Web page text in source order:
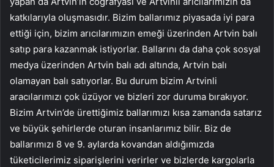
katkılarıyla oluşmasıdır. Bizim ballarımız piyasada iyi para
ettiği için, bizim arıcılarımızın emeği üzerinden Artvin balı
satıp para kazanmak istiyorlar. Ballarını da daha çok sosyal
medya üzerinden Artvin balı adı altında, Artvin balı
olamayan balı satıyorlar. Bu durum bizim Artvinli
aracılarımızı çok üzüyor ve bizleri zor duruma bırakıyor.
Bizim Artvin’de ürettiğimiz ballarımızı kısa zamanda satarız
ve büyük şehirlerde oturan insanlarımız bilir. Biz de
ballarımızı 8 ve 9. aylarda kovandan aldığımızda
tüketicilerimiz siparişlerini verirler ve bizlerde kargolarla